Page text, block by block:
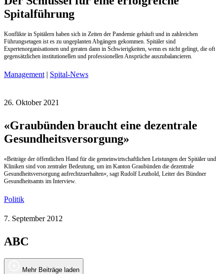
Spitalführung
Konflikte in Spitälern haben sich in Zeiten der Pandemie gehäuft und in zahlreichen
Führungsetagen ist es zu ungeplanten Abgängen gekommen. Spitäler sind
Expertenorganisa­tionen und geraten dann in Schwierigkeiten, wenn es nicht gelingt, die oft
gegensätzlichen institutionellen und professionellen Ansprüche auszubalancieren.
Management | Spital-News
26. Oktober 2021
«Graubünden braucht eine dezentrale
Gesundheitsversorgung»
«Beiträge der öffentlichen Hand für die gemeinwirtschaftlichen Leistungen der Spitäler und
Kliniken sind von zentraler Bedeutung, um im Kanton Graubünden die dezentrale
Gesundheitsversorgung aufrechtzuerhalten», sagt Rudolf Leuthold, Leiter des Bündner
Gesundheitsamts im Interview.
Politik
7. September 2012
ABC
Mehr Beiträge laden